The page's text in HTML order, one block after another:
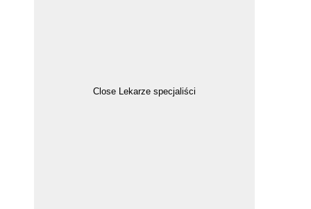
Close Lekarze specjaliści